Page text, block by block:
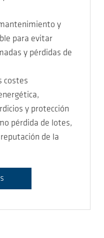
y
para evitar
y pérdidas de
costes
y protección
pérdida de lotes,
de la